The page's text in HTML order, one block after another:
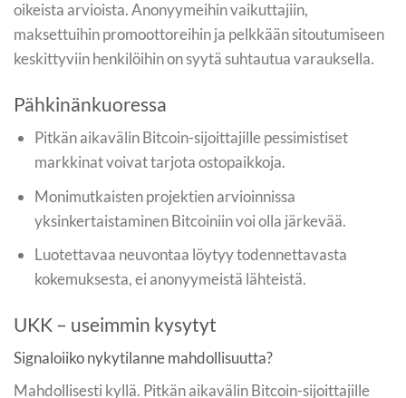
oikeista arvioista. Anonyymeihin vaikuttajiin,
maksettuihin promoottoreihin ja pelkkään sitoutumiseen
keskittyviin henkilöihin on syytä suhtautua varauksella.
Pähkinänkuoressa
Pitkän aikavälin Bitcoin-sijoittajille pessimistiset
markkinat voivat tarjota ostopaikkoja.
Monimutkaisten projektien arvioinnissa
yksinkertaistaminen Bitcoiniin voi olla järkevää.
Luotettavaa neuvontaa löytyy todennettavasta
kokemuksesta, ei anonyymeistä lähteistä.
UKK – useimmin kysytyt
Signaloiiko nykytilanne mahdollisuutta?
Mahdollisesti kyllä. Pitkän aikavälin Bitcoin-sijoittajille